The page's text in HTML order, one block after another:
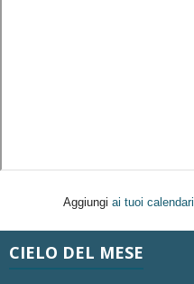
Aggiungi ai tuoi calendari
CIELO DEL MESE